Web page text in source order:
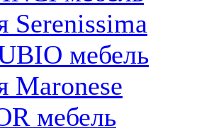
Serenissima
мебель
Maronese
мебель